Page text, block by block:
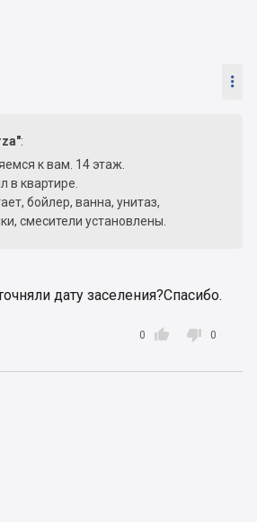

:
к вам. 14 этаж.
в квартире.
бойлер, ванна, унитаз,
смесители установлены.
дату заселения?Спасибо.

0  0